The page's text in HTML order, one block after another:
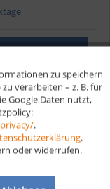
Aktiv
Aktiv
zu speichern
verarbeiten – z. B. für
Google Daten nutzt,
.
.
oder widerrufen.